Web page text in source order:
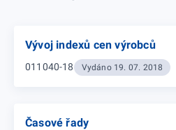
Vývoj indexů cen výrobců
011040-18 Vydáno 19. 07. 2018
Časové řady